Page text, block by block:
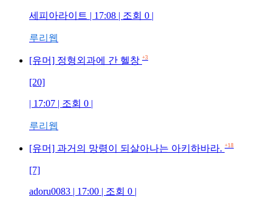
세피아라이트 | 17:08 | 조회 0 |
루리웹
[유머] 정형외과에 간 헬창 +3
[20]
| 17:07 | 조회 0 |
루리웹
[유머] 과거의 망령이 되살아나는 아키하바라. +18
[7]
adoru0083 | 17:00 | 조회 0 |